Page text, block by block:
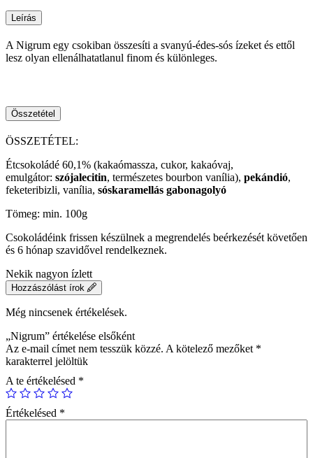
Leírás
A Nigrum egy csokiban összesíti a svanyú-édes-sós ízeket és ettől
lesz olyan ellenálhatatlanul finom és különleges.
Összetétel
ÖSSZETÉTEL:
Étcsokoládé 60,1% (kakaómassza, cukor, kakaóvaj,
emulgátor: szójalecitin, természetes bourbon vanília), pekándió,
feketeribizli, vanília, sóskaramellás gabonagolyó
Tömeg: min. 100g
Csokoládéink frissen készülnek a megrendelés beérkezését követően
és 6 hónap szavidővel rendelkeznek.
Nekik nagyon ízlett
Hozzászólást írok
Még nincsenek értékelések.
„Nigrum” értékelése elsőként
Az e-mail címet nem tesszük közzé. A kötelező mezőket *
karakterrel jelöltük
A te értékelésed *
Értékelésed *